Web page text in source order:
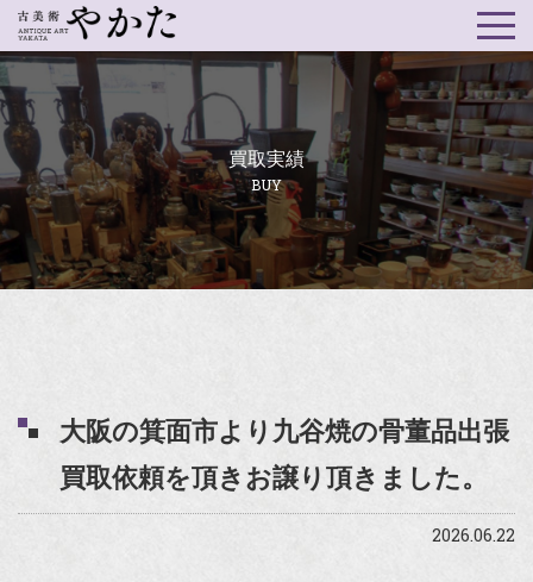
買取実績
BUY
大阪の箕面市より九谷焼の骨董品出張
買取依頼を頂きお譲り頂きました。
2026.06.22